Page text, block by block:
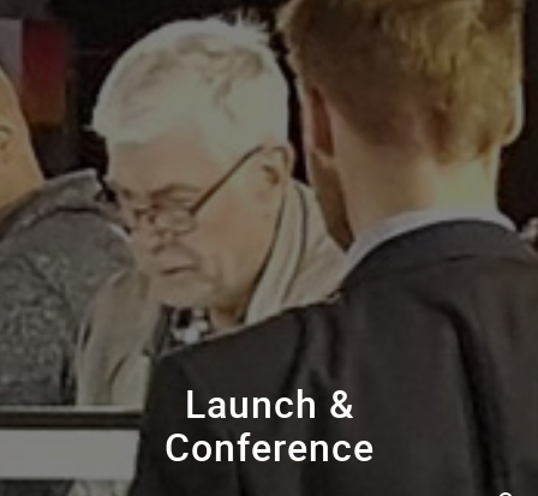
Launch &
Conference